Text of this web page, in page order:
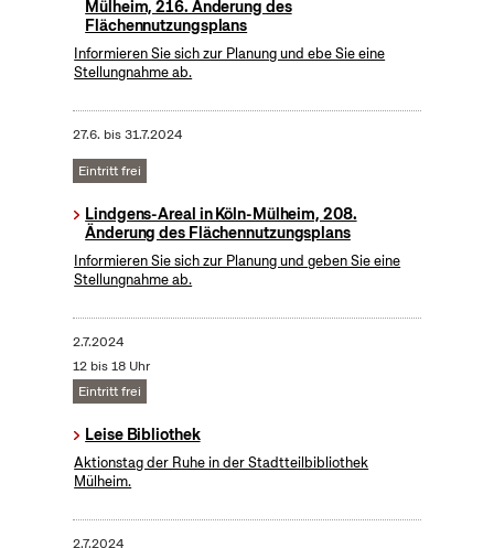
Mülheim, 216. Änderung des
Flächennutzungsplans
Informieren Sie sich zur Planung und ebe Sie eine
Stellungnahme ab.
27.6. bis31.7.2024
Eintritt frei
Lindgens-Areal in Köln-Mülheim, 208.
Änderung des Flächennutzungsplans
Informieren Sie sich zur Planung und geben Sie eine
Stellungnahme ab.
2.7.2024
12 bis 18 Uhr
Eintritt frei
Leise Bibliothek
Aktionstag der Ruhe in der Stadtteilbibliothek
Mülheim.
2.7.2024